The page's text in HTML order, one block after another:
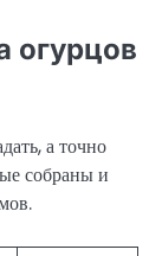
огурцов
а точно
собраны и